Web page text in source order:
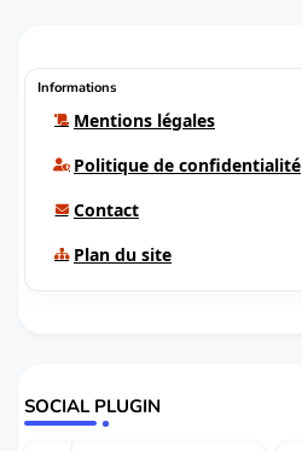
Informations
Mentions légales
Politique de confidentialité
Contact
Plan du site
SOCIAL PLUGIN